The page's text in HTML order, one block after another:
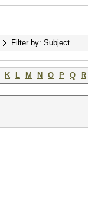
Filter by: Subject
K L M N O P Q
R